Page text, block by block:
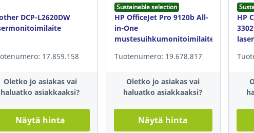
DCP-L2620DW
17.859.158
Oletko jo asiakas vai
haluatko asiakkaaksi?
Näytä hinta
Sustainable selection
HP OfficeJet Pro 9120b All-
in-One
mustesuihkumonitoimilaite
Tuotenumero: 19.678.817
Oletko jo asiakas vai
haluatko asiakkaaksi?
Näytä hinta
HP